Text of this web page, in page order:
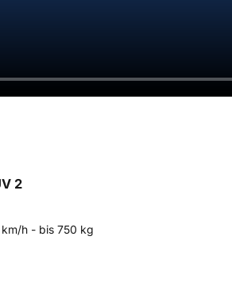
2
h - bis 750 kg